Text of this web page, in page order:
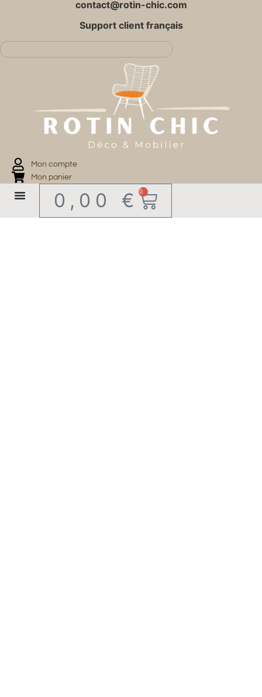
contact@rotin-chic.com
Support client français
Mon compte
Mon panier
0,00 €0